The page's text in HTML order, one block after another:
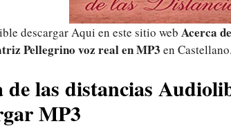
descargar Aqui en este sitio web Acerca
Pellegrino voz realen MP3 en Castellano.
de las distancias
MP3